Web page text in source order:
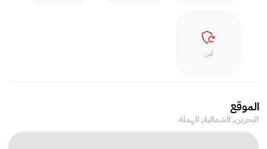
أمن
الموقع
البحرين, الشمالية,الهملة